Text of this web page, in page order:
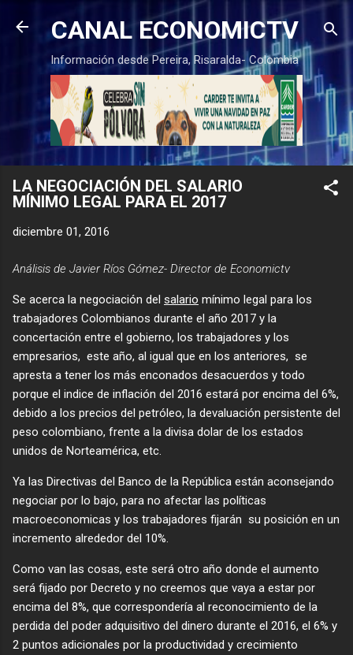
Ir al contenido principal
CANAL ECONOMICTV
Información desde Pereira, Risaralda- Colombia
LA NEGOCIACIÓN DEL SALARIO
MÍNIMO LEGAL PARA EL 2017
diciembre 01, 2016
Análisis de Javier Ríos Gómez- Director de Economictv
Se acerca la negociación del salario mínimo legal para los
trabajadores Colombianos durante el año 2017 y la
concertación entre el gobierno, los trabajadores y los
empresarios, este año, al igual que en los anteriores, se
apresta a tener los más enconados desacuerdos y todo
porque el indice de inflación del 2016 estará por encima del 6%,
debido a los precios del petróleo, la devaluación persistente del
peso colombiano, frente a la divisa dolar de los estados
unidos de Norteamérica, etc.
Ya las Directivas del Banco de la República están aconsejando
negociar por lo bajo, para no afectar las políticas
macroeconomicas y los trabajadores fijarán su posición en un
incremento alrededor del 10%.
Como van las cosas, este será otro año donde el aumento
será fijado por Decreto y no creemos que vaya a estar por
encima del 8%, que correspondería al reconocimiento de la
perdida del poder adquisitivo del dinero durante el 2016, el 6% y
2 puntos adicionales por la productividad y crecimiento